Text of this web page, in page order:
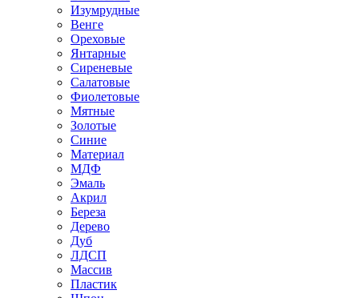
Изумрудные
Венге
Ореховые
Янтарные
Сиреневые
Салатовые
Фиолетовые
Мятные
Золотые
Синие
Материал
МДФ
Эмаль
Акрил
Береза
Дерево
Дуб
ЛДСП
Массив
Пластик